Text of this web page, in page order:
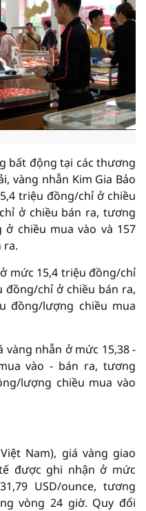
bất động tại các thương
vàng nhẫn Kim Gia Bảo
triệu đồng/chỉ ở chiều
ở chiều bán ra, tương
chiều mua vào và 157
ra.
mức 15,4 triệu đồng/chỉ
đồng/chỉ ở chiều bán ra,
đồng/lượng chiều mua
vàng nhẫn ở mức 15,38 -
vào - bán ra, tương
lượng chiều mua vào
Nam), giá vàng giao
được ghi nhận ở mức
USD/ounce, tương
vòng 24 giờ. Quy đổi